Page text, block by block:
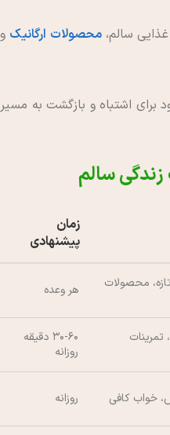
سالم،محصولات ارگانیک و
برای اشتباه و بازگشت به مسیر
سالم
زمان
پیشنهادی
محصولات
هر وعده
تمرینات
۳۰-۶۰ دقیقه
روزانه
خواب کافی روزانه